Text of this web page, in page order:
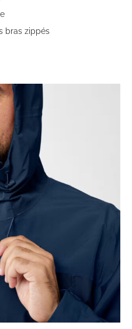
bras zippés